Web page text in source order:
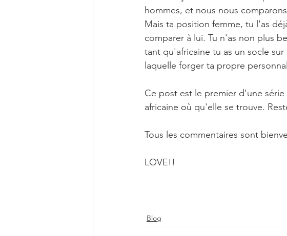
hommes, et nous nous comparons
Mais ta position femme, tu l'as
comparer à lui. Tu n'as non plus
tant qu'africaine tu as un socle
laquelle forger ta propre
Ce post est le premier d'une
africaine où qu'elle se trouve.
Tous les commentaires sont
LOVE!!
Blog